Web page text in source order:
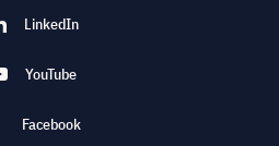
LinkedIn
YouTube
Facebook